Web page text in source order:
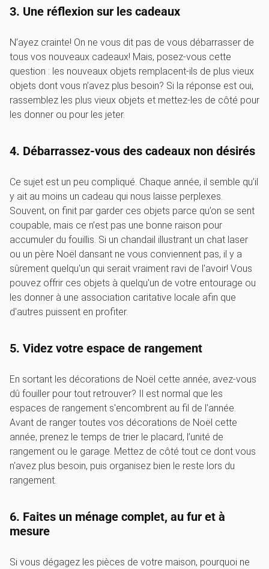
3. Une réflexion sur les cadeaux
N’ayez crainte! On ne vous dit pas de vous débarrasser de
tous vos nouveaux cadeaux! Mais, posez-vous cette
question : les nouveaux objets remplacent-ils de plus vieux
objets dont vous n’avez plus besoin? Si la réponse est oui,
rassemblez les plus vieux objets et mettez-les de côté pour
les donner ou pour les jeter.
4. Débarrassez-vous des cadeaux non désirés
Ce sujet est un peu compliqué. Chaque année, il semble qu’il
y ait au moins un cadeau qui nous laisse perplexes.
Souvent, on finit par garder ces objets parce qu’on se sent
coupable, mais ce n’est pas une bonne raison pour
accumuler du fouillis. Si un chandail illustrant un chat laser
ou un père Noël dansant ne vous conviennent pas, il y a
sûrement quelqu'un qui serait vraiment ravi de l'avoir! Vous
pouvez offrir ces objets à quelqu'un de votre entourage ou
les donner à une association caritative locale afin que
d'autres puissent en profiter.
5. Videz votre espace de rangement
En sortant les décorations de Noël cette année, avez-vous
dû fouiller pour tout retrouver? Il est normal que les
espaces de rangement s'encombrent au fil de l'année.
Avant de ranger toutes vos décorations de Noël cette
année, prenez le temps de trier le placard, l’unité de
rangement ou le garage. Mettez de côté tout ce dont vous
n'avez plus besoin, puis organisez bien le reste lors du
rangement.
6. Faites un ménage complet, au fur et à
mesure
Si vous dégagez les pièces de votre maison, pourquoi ne